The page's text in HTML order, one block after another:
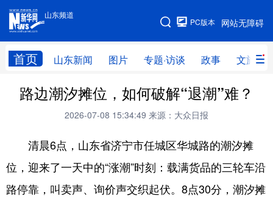
山东频道
网站无障碍
PC版本
首页 山东新闻 图片 专题·访谈 政事 文旅
手机版
网站地图
学习进行时 高层 时政 人事
财经 网评
台湾 思客智库 全球连线 教育
科技 科普 体育 文化
健康 军事 访谈 视频
路边潮汐摊位，如何破解“退潮”难？
2026-07-08 15:34:49 来源：大众日报
清晨6点，山东省济宁市任城区华城路的潮汐摊
位，迎来了一天中的“涨潮”时刻：载满货品的三轮车沿
路停靠，叫卖声、询价声交织起伏。8点30分，潮汐摊